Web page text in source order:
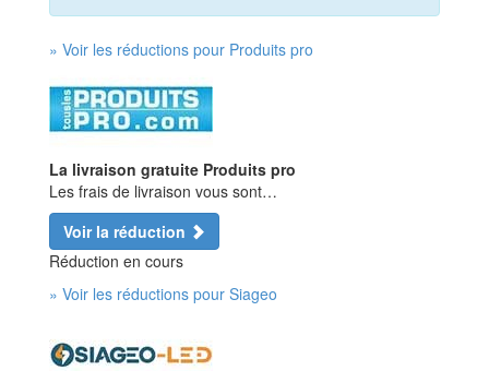
» Voir les réductions pour Produits pro
La livraison gratuite Produits pro
Les frais de livraison vous sont…
Voir la réduction
Réduction en cours
» Voir les réductions pour Siageo